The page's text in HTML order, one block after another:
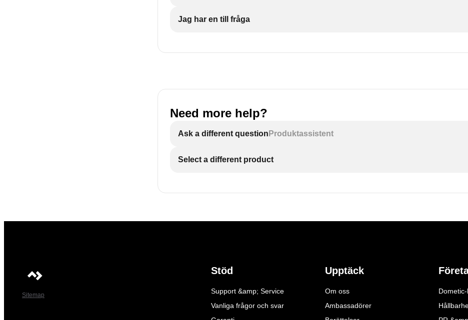
Jag har en till fråga
Need more help?
Ask a different question Produktassistent
Select a different product
Sitemap
Stöd
Support &amp; Service
Vanliga frågor och svar
Upptäck
Om oss
Ambassadörer